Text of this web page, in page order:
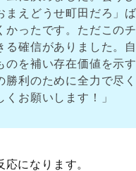
まえどうせ町田だろ」
かったです。ただこの
る確信がありました。
のを補い存在価値を示
勝利のために全力で尽
くお願いします！」
になります。